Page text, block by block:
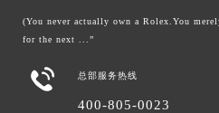
(You never actually own a Rolex.You
for the next ...”
 总部服务热线
400-805-0023